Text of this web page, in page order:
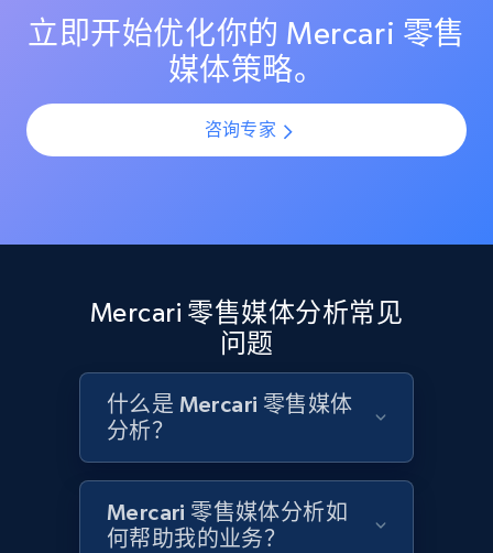
1.9K+ 323+ 立即开始
Etsy - Collect data on products using
1.9K+ 323+ 立即开始
Etsy - Collects data from shop's URL
URL, Product id, Listing inventory id, Title, Rating,
Reviews count shop, Reviews count item, Initial
price, and more.
立即开始优化你的 Mercari 零售
媒体策略。
咨询专家
Mercari 零售媒体分析常见
问题
什么是 Mercari 零售媒体
分析？
Mercari 零售媒体分析如
何帮助我的业务？